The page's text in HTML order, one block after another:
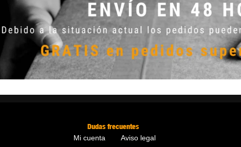
Dudas frecuentes
Mi cuenta Aviso legal